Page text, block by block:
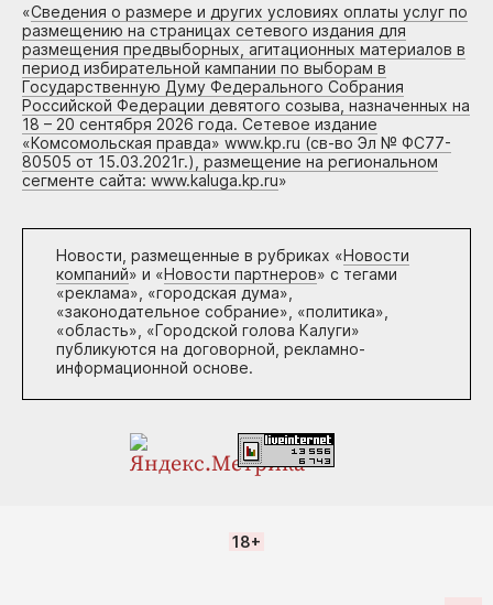
«Сведения о размере и других условиях оплаты услуг по
размещению на страницах сетевого издания для
размещения предвыборных, агитационных материалов в
период избирательной кампании по выборам в
Государственную Думу Федерального Собрания
Российской Федерации девятого созыва, назначенных на
18 – 20 сентября 2026 года. Сетевое издание
«Комсомольская правда» www.kp.ru (св-во Эл № ФС77-
80505 от 15.03.2021г.), размещение на региональном
сегменте сайта: www.kaluga.kp.ru»
Новости, размещенные в рубриках «Новости
компаний» и «Новости партнеров» с тегами
«реклама», «городская дума»,
«законодательное собрание», «политика»,
«область», «Городской голова Калуги»
публикуются на договорной, рекламно-
информационной основе.
18+